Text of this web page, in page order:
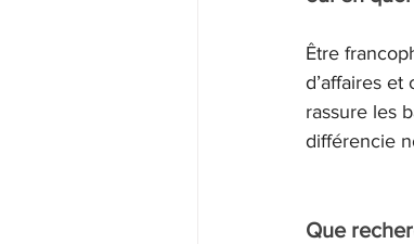
Être
d’affaires
rassure les
différencie
Que